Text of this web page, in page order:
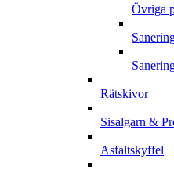
Övriga
Rätskivor
Sisalgarn &
Asfaltskyffel